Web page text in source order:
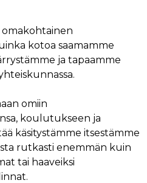
omakohtainen
kotoa saamamme
ja tapaamme
omiin
koulutukseen ja
käsitystämme itsestämme
rutkasti enemmän kuin
tai haaveiksi